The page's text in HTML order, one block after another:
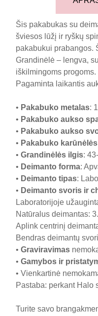
Šis pakabukas su
šviesos lūžį ir ryškų
pakabukui prabangos.
Grandinėlė – lengva,
iškilmingoms
Pagaminta laikantis
• Pakabuko metalas:
• Pakabuko aukso
• Pakabuko aukso
• Pakabuko
• Grandinėlės ilgis:
• Deimanto forma:
• Deimanto tipas:
• Deimanto svoris ir
Laboratorijoje
Natūralus deimantas:
Aplink centrinį
Bendras deimantų
• Graviravimas
• Gamybos ir
• Vienkartinė
Pastaba: perkant Halo
Turite savo